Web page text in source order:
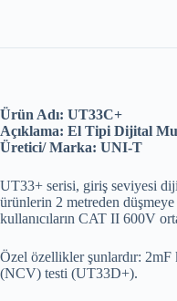
Ürün Adı: UT33C+
Açıklama: El Tipi Dijital
Üretici/ Marka: UNI-T
UT33+ serisi, giriş seviyesi
ürünlerin 2 metreden
kullanıcıların CAT II 600V
Özel özellikler şunlardır:
(NCV) testi (UT33D+).